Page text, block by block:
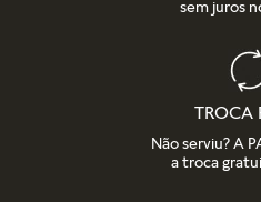
sem juros
TROCA
Não serviu? A
a troca